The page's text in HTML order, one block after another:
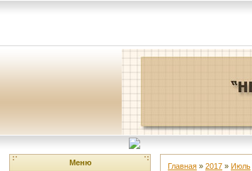
Меню
Главная » 2017 » Июль